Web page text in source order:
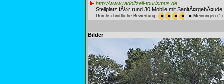
http://www.radolfzell-tourismus.de
Stellplatz fÃ¼r rund 30 Mobile mit
Durchschnittliche Bewertung: Meinungen (1)
Bilder